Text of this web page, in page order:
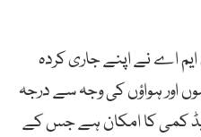
اے نے اپنے جاری کردہ
اور ہواؤں کی وجہ سے درجہ
3 سینٹی گریڈ کمی کا امکان ہے جس کے